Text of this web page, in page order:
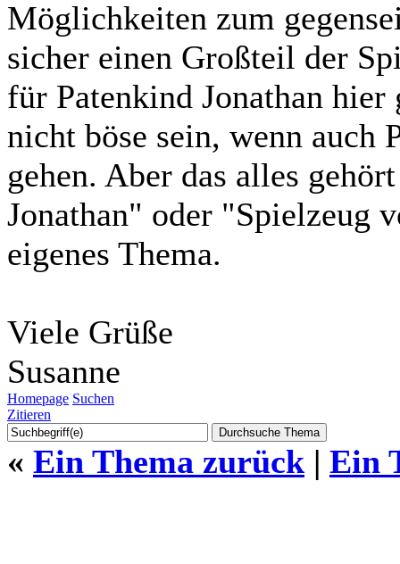
Möglichkeiten zum
sicher einen Großteil der
für Patenkind Jonathan
nicht böse sein, wenn auch
gehen. Aber das alles
Jonathan" oder "Spielzeug
eigenes Thema.
Viele Grüße
Susanne
Homepage Suchen
Zitieren
« Ein Thema zurück | Ein